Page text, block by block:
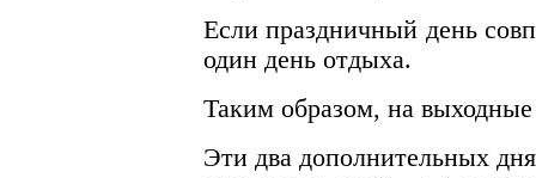
Если праздничный день
один день отдыха.
Таким образом, на выходные
Эти два дополнительных